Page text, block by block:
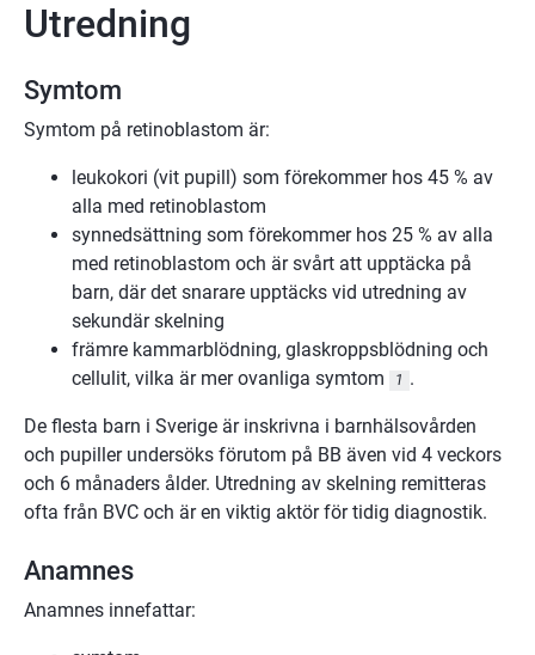
Utredning
Symtom
Symtom på retinoblastom är:
leukokori (vit pupill) som förekommer hos 45 % av
alla med retinoblastom
synnedsättning som förekommer hos 25 % av alla
med retinoblastom och är svårt att upptäcka på
barn, där det snarare upptäcks vid utredning av
sekundär skelning
främre kammarblödning, glaskroppsblödning och
cellulit, vilka är mer ovanliga symtom
1 .
De flesta barn i Sverige är inskrivna i barnhälsovården
och pupiller undersöks förutom på BB även vid 4 veckors
och 6 månaders ålder. Utredning av skelning remitteras
ofta från BVC och är en viktig aktör för tidig diagnostik.
Anamnes
Anamnes innefattar: